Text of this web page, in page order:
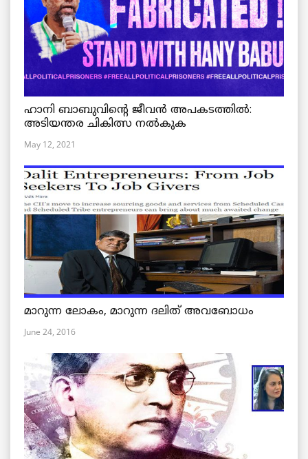
ഹാനി ബാബുവിന്റെ ജീവൻ അപകടത്തിൽ:
അടിയന്തര ചികിത്സ നൽകുക
May 12, 2021
മാറുന്ന ലോകം, മാറുന്ന ദലിത് അവബോധം
June 24, 2016